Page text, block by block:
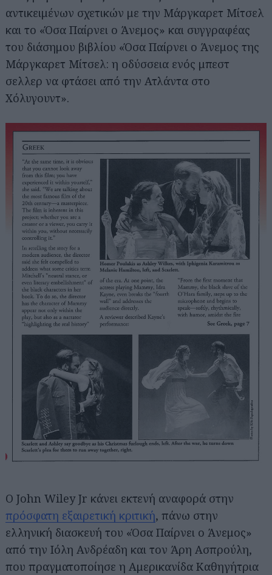
αντικειμένων σχετικών με την Μάργκαρετ Μίτσελ
και το «Όσα Παίρνει ο Άνεμος» και συγγραφέας
του διάσημου βιβλίου «Όσα Παίρνει ο Άνεμος της
Μάργκαρετ Μίτσελ: η οδύσσεια ενός μπεστ
σελλερ να φτάσει από την Ατλάντα στο
Χόλυγουντ».
Ο John Wiley Jr κάνει εκτενή αναφορά στην
πρόσφατη εξαιρετική κριτική, πάνω στην
ελληνική διασκευή του «Όσα Παίρνει ο Άνεμος»
από την Ιόλη Ανδρέαδη και τον Άρη Ασπρούλη,
που πραγματοποίησε η Αμερικανίδα Καθηγήτρια